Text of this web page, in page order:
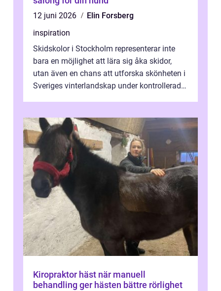
12 juni 2026
Elin Forsberg
inspiration
Skidskolor i Stockholm representerar inte
bara en möjlighet att lära sig åka skidor,
utan även en chans att utforska skönheten i
Sveriges vinterlandskap under kontrollerade
Kiropraktor häst när manuell
behandling ger hästen bättre rörlighet